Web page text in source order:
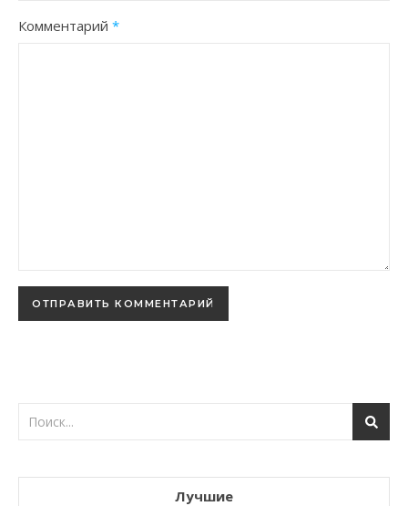
Комментарий *
Лучшие